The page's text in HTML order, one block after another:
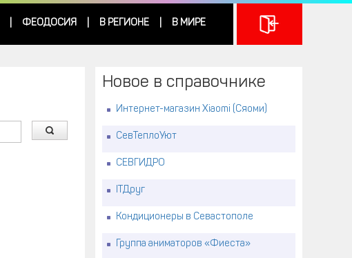
ФЕОДОСИЯ В РЕГИОНЕ В МИРЕ
Новое в справочнике
Интернет-магазин Xiaomi (Сяоми)
СевТеплоУют
СЕВГИДРО
ITДруг
Кондиционеры в Севастополе
Группа аниматоров «Фиеста»